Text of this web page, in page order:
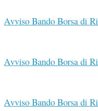
Avviso Bando Borsa di
Avviso Bando Borsa di
Avviso Bando Borsa di